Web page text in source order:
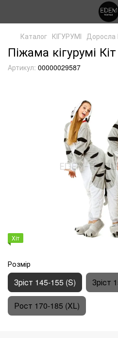
Каталог КІГУРУМІ Доросла
Піжама кігурумі Кіт
Артикул: 00000029587
Хіт
Розмір
Зріст 145-155 (S) Зріст
Рост 170-185 (XL)